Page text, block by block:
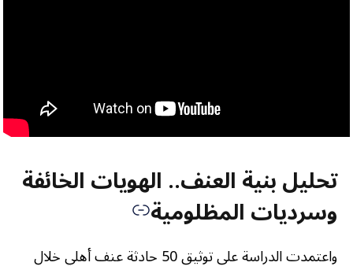
تحليل بنية العنف.. الهويات الخائفة
وسرديات المظلومية
واعتمدت الدراسة على توثيق 50 حادثة عنف أهلي خلال